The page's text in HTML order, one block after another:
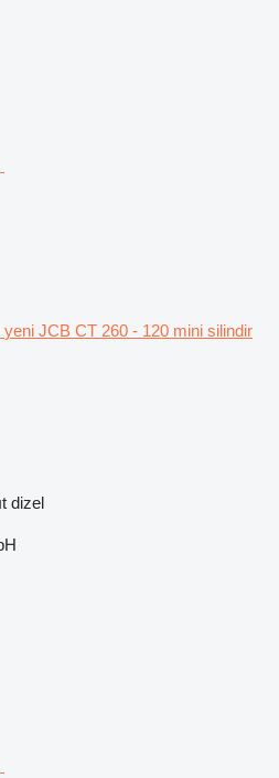
yeni JCB CT 260 - 120 mini silindir
dizel